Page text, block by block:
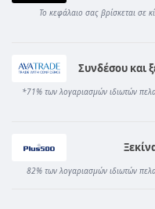
Το κεφάλαιο σας βρίσκεται σε
Συνδέσου και
*71% των λογαριασμών ιδιωτών
82% των λογαριασμών ιδιωτών